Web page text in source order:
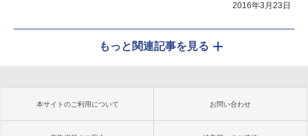
2016年3月23日
もっと関連記事を見る
本サイトのご利用について お問い合わせ